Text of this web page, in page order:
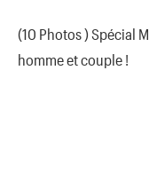
(10 Photos ) Spécial
homme et couple !